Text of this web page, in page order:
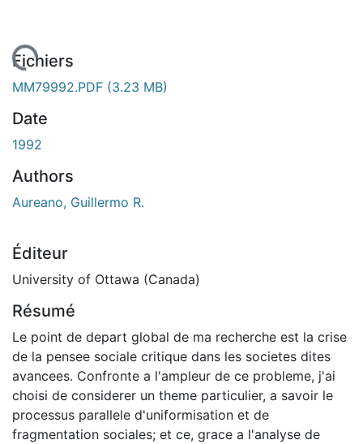
Fichiers
MM79992.PDF (3.23 MB)
Date
1992
Authors
Aureano, Guillermo R.
Éditeur
University of Ottawa (Canada)
Résumé
Le point de depart global de ma recherche est la crise
de la pensee sociale critique dans les societes dites
avancees. Confronte a l'ampleur de ce probleme, j'ai
choisi de considerer un theme particulier, a savoir le
processus parallele d'uniformisation et de
fragmentation sociales; et ce, grace a l'analyse de